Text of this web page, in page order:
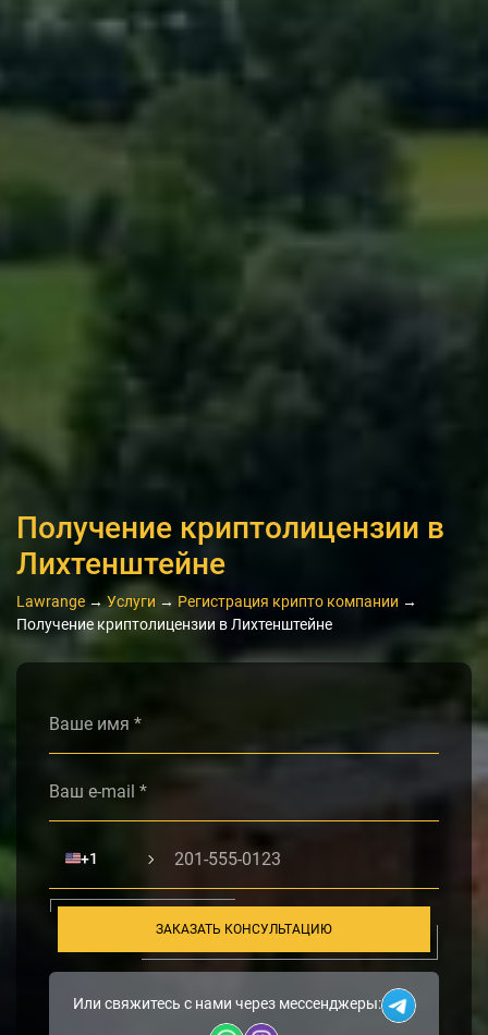
Получение криптолицензии в
Лихтенштейне
Lawrange →Услуги → Регистрация крипто компании →
Получение криптолицензии в Лихтенштейне
🇺🇸+1
ЗАКАЗАТЬ КОНСУЛЬТАЦИЮ
Или свяжитесь с нами через мессенджеры: